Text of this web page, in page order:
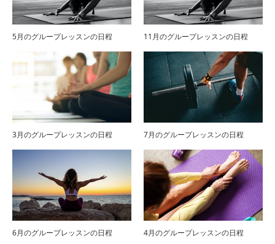
5月のグループレッスンの日程 11月のグループレッスンの日程
3月のグループレッスンの日程 7月のグループレッスンの日程
6月のグループレッスンの日程 4月のグループレッスンの日程